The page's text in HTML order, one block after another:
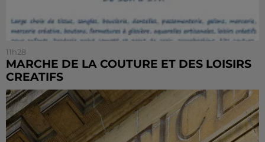
11h28
MARCHE DE LA COUTURE ET DES LOISIRS
CREATIFS